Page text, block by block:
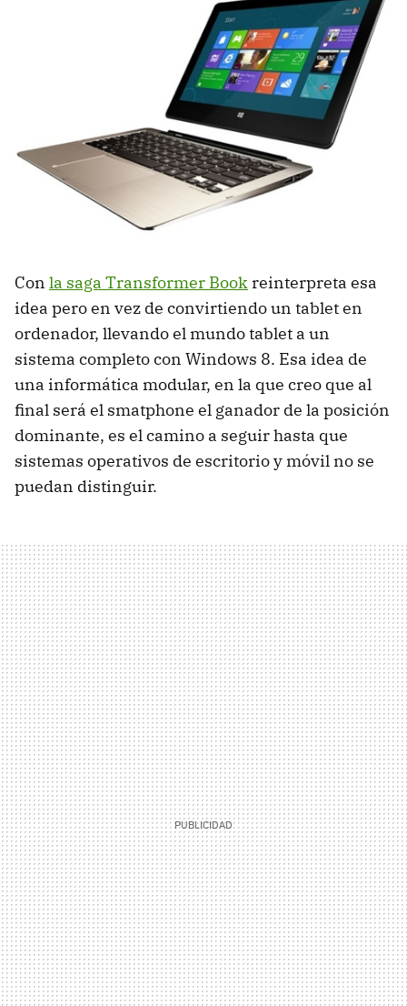
Con la saga Transformer Book reinterpreta esa
idea pero en vez de convirtiendo un tablet en
ordenador, llevando el mundo tablet a un
sistema completo con Windows 8. Esa idea de
una informática modular, en la que creo que al
final será el smatphone el ganador de la posición
dominante, es el camino a seguir hasta que
sistemas operativos de escritorio y móvil no se
puedan distinguir.